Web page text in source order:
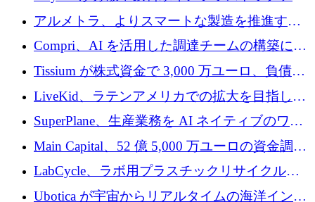
プラットフォームを拡張するために 242 万ユ
ーロを調達
アルメトラ、よりスマートな製造を推進する
ためにシリーズ A で 1,630 万ユーロを確保
Compri、AI を活用した調達チームの構築に
320 万ユーロを確保
Tissium が株式資金で 3,000 万ユーロ、負債で
3,000 万ユーロを調達
LiveKid、ラテンアメリカでの拡大を目指して
Aldea を買収
SuperPlane、生産業務を AI ネイティブのワー
クフロー層に変えるために 260 万ドルを確保
Main Capital、52 億 5,000 万ユーロの資金調達
でエンタープライズ ソフトウェアの開発を倍
LabCycle、ラボ用プラスチックリサイクルシ
ステムを商業化し、焼却廃棄物を削減するた
Ubotica が宇宙からリアルタイムの海洋インテ